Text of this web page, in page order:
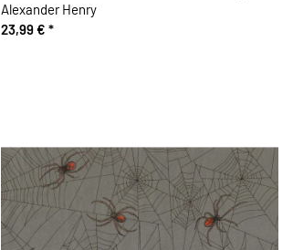
Alexander Henry
23,99 € *